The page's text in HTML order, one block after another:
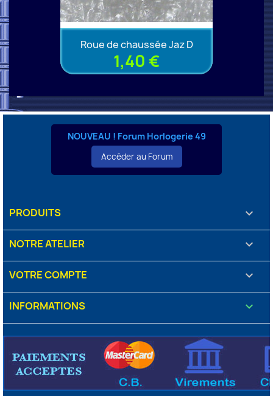
Roue de chaussée Jaz D
1,40 €
NOUVEAU ! Forum Horlogerie 49
Accéder au Forum
PRODUITS 
NOTRE ATELIER 
VOTRE COMPTE 
INFORMATIONS keyboard_arrow_down